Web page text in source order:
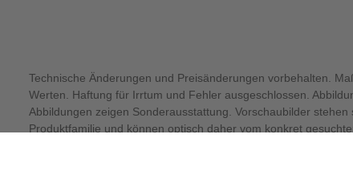
Technische Änderungen und Preisänderungen vorbehalten.
Werten. Haftung für Irrtum und Fehler ausgeschlossen.
Abbildungen zeigen Sonderausstattung. Vorschaubilder
Produktfamilie und können optisch daher vom konkret